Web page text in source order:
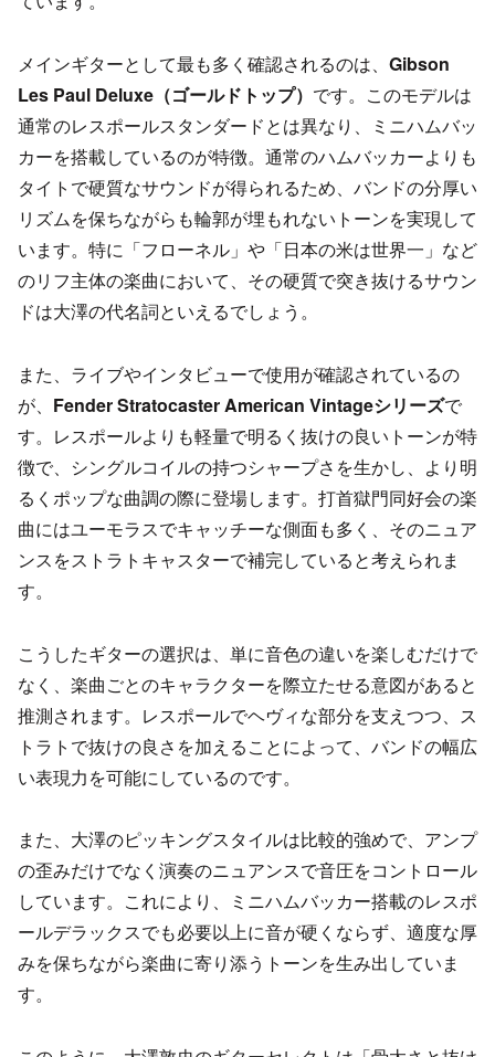
メインギターとして最も多く確認されるのは、 Gibson
Les Paul Deluxe（ゴールドトップ） です。このモデルは
通常のレスポールスタンダードとは異なり、ミニハムバッ
カーを搭載しているのが特徴。通常のハムバッカーよりも
タイトで硬質なサウンドが得られるため、バンドの分厚い
リズムを保ちながらも輪郭が埋もれないトーンを実現して
います。特に「フローネル」や「日本の米は世界一」など
のリフ主体の楽曲において、その硬質で突き抜けるサウン
ドは大澤の代名詞といえるでしょう。
また、ライブやインタビューで使用が確認されているの
が、 Fender Stratocaster American Vintageシリーズで
す。レスポールよりも軽量で明るく抜けの良いトーンが特
徴で、シングルコイルの持つシャープさを生かし、より明
るくポップな曲調の際に登場します。打首獄門同好会の楽
曲にはユーモラスでキャッチーな側面も多く、そのニュア
ンスをストラトキャスターで補完していると考えられま
す。
こうしたギターの選択は、単に音色の違いを楽しむだけで
なく、楽曲ごとのキャラクターを際立たせる意図があると
推測されます。レスポールでヘヴィな部分を支えつつ、ス
トラトで抜けの良さを加えることによって、バンドの幅広
い表現力を可能にしているのです。
また、大澤のピッキングスタイルは比較的強めで、アンプ
の歪みだけでなく演奏のニュアンスで音圧をコントロール
しています。これにより、ミニハムバッカー搭載のレスポ
ールデラックスでも必要以上に音が硬くならず、適度な厚
みを保ちながら楽曲に寄り添うトーンを生み出していま
す。